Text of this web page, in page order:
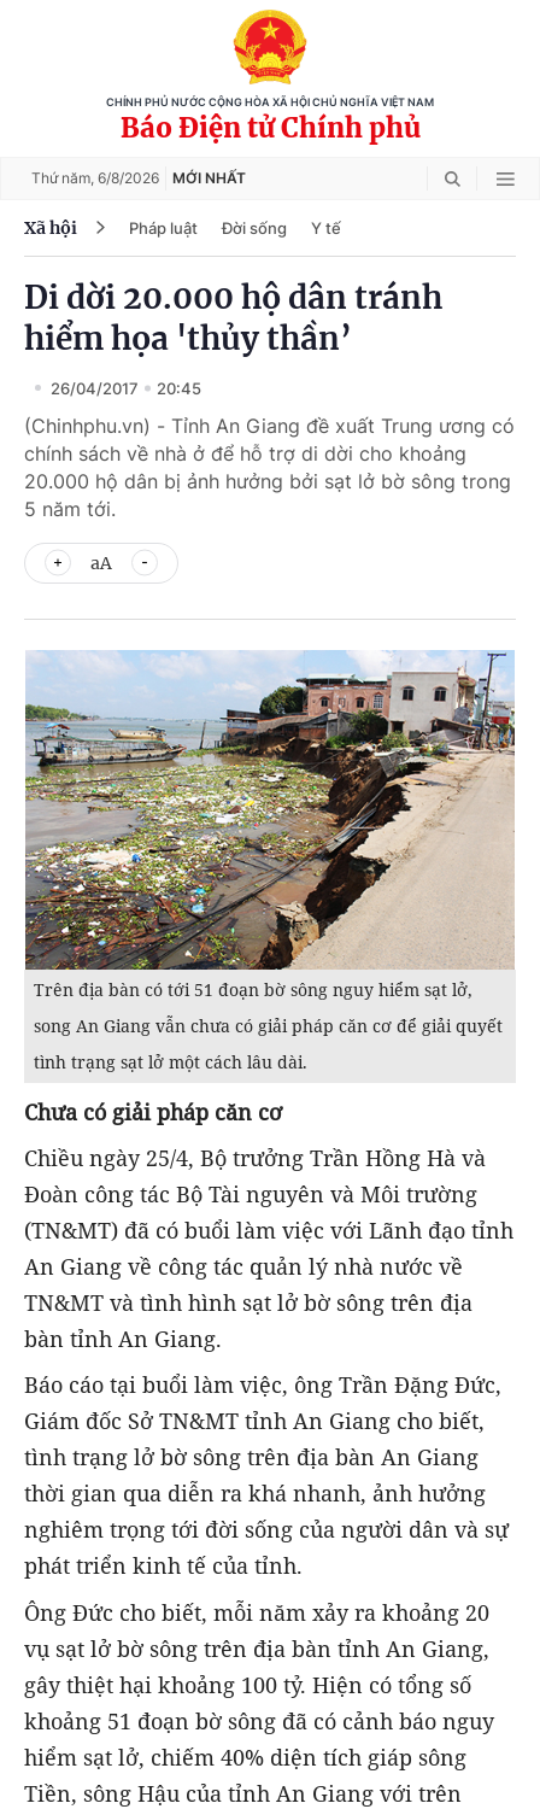
CHÍNH PHỦ NƯỚC CỘNG HÒA XÃ HỘI CHỦ NGHĨA VIỆT NAM
Báo Điện tử Chính phủ
Thứ năm, 6/8/2026 MỚI NHẤT
Xã hội Pháp luật Đời sống Y tế
Di dời 20.000 hộ dân tránh
hiểm họa 'thủy thần’
26/04/2017 20:45
(Chinhphu.vn) - Tỉnh An Giang đề xuất Trung ương có
chính sách về nhà ở để hỗ trợ di dời cho khoảng
20.000 hộ dân bị ảnh hưởng bởi sạt lở bờ sông trong
5 năm tới.
aA
Trên địa bàn có tới 51 đoạn bờ sông nguy hiểm sạt lở,
song An Giang vẫn chưa có giải pháp căn cơ để giải quyết
tình trạng sạt lở một cách lâu dài.
Chưa có giải pháp căn cơ
Chiều ngày 25/4, Bộ trưởng Trần Hồng Hà và
Đoàn công tác Bộ Tài nguyên và Môi trường
(TN&MT) đã có buổi làm việc với Lãnh đạo tỉnh
An Giang về công tác quản lý nhà nước về
TN&MT và tình hình sạt lở bờ sông trên địa
bàn tỉnh An Giang.
Báo cáo tại buổi làm việc, ông Trần Đặng Đức,
Giám đốc Sở TN&MT tỉnh An Giang cho biết,
tình trạng lở bờ sông trên địa bàn An Giang
thời gian qua diễn ra khá nhanh, ảnh hưởng
nghiêm trọng tới đời sống của người dân và sự
phát triển kinh tế của tỉnh.
Ông Đức cho biết, mỗi năm xảy ra khoảng 20
vụ sạt lở bờ sông trên địa bàn tỉnh An Giang,
gây thiệt hại khoảng 100 tỷ. Hiện có tổng số
khoảng 51 đoạn bờ sông đã có cảnh báo nguy
hiểm sạt lở, chiếm 40% diện tích giáp sông
Tiền, sông Hậu của tỉnh An Giang với trên